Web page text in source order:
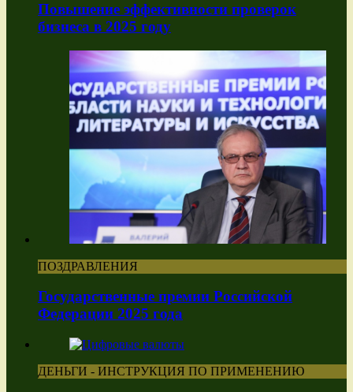
Повышение эффективности проверок
бизнеса в 2025 году
ПОЗДРАВЛЕНИЯ
Государственные премии Российской
Федерации 2025 года
ДЕНЬГИ - ИНСТРУКЦИЯ ПО ПРИМЕНЕНИЮ